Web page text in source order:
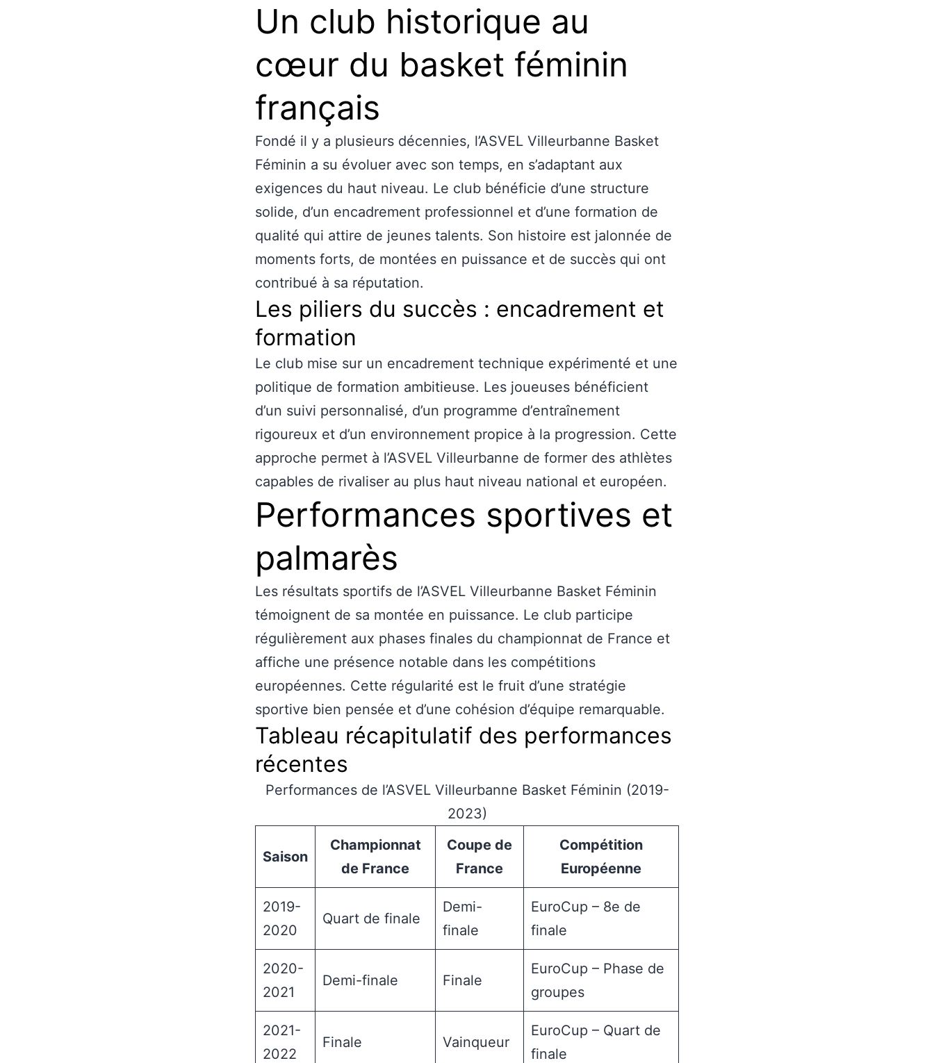
Un club historique au
cœur du basket féminin
français
Fondé il y a plusieurs décennies, l’ASVEL Villeurbanne Basket
Féminin a su évoluer avec son temps, en s’adaptant aux
exigences du haut niveau. Le club bénéficie d’une structure
solide, d’un encadrement professionnel et d’une formation de
qualité qui attire de jeunes talents. Son histoire est jalonnée de
moments forts, de montées en puissance et de succès qui ont
contribué à sa réputation.
Les piliers du succès : encadrement et
formation
Le club mise sur un encadrement technique expérimenté et une
politique de formation ambitieuse. Les joueuses bénéficient
d’un suivi personnalisé, d’un programme d’entraînement
rigoureux et d’un environnement propice à la progression. Cette
approche permet à l’ASVEL Villeurbanne de former des athlètes
capables de rivaliser au plus haut niveau national et européen.
Performances sportives et
palmarès
Les résultats sportifs de l’ASVEL Villeurbanne Basket Féminin
témoignent de sa montée en puissance. Le club participe
régulièrement aux phases finales du championnat de France et
affiche une présence notable dans les compétitions
européennes. Cette régularité est le fruit d’une stratégie
sportive bien pensée et d’une cohésion d’équipe remarquable.
Tableau récapitulatif des performances
récentes
Performances de l’ASVEL Villeurbanne Basket Féminin (2019-
2023)
Saison
Championnat
de France
Coupe de
France
Compétition
Européenne
2019-
2020
Quart de finale
Demi-
finale
EuroCup – 8e de
finale
2020-
2021
Demi-finale Finale
EuroCup – Phase de
groupes
2021-
2022
Finale Vainqueur
EuroCup – Quart de
finale